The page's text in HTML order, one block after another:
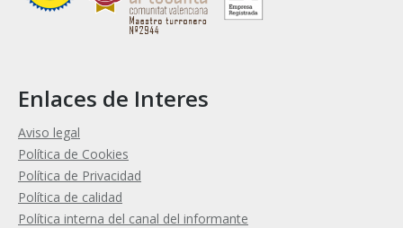
Enlaces de Interes
Aviso legal
Política de Cookies
Política de Privacidad
Política de calidad
Política interna del canal del informante